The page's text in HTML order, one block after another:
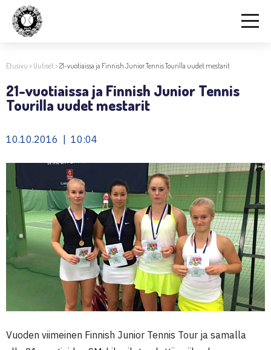
Etusivu > Uutiset>21-vuotiaissa ja Finnish Junior Tennis Tourilla uudet mestarit
21-vuotiaissa ja Finnish Junior Tennis
Tourilla uudet mestarit
10.10.2016 | 10:04
Vuoden viimeinen Finnish Junior Tennis Tour ja samalla